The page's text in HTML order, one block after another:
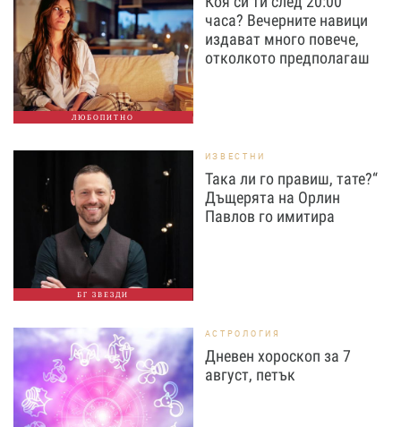
ЛЮБОПИТНО
часа? Вечерните навици
издават много повече,
отколкото предполагаш
БГ ЗВЕЗДИ
ИЗВЕСТНИ
Така ли го правиш, тате?“
Дъщерята на Орлин
Павлов го имитира
АСТРОЛОГИЯ
Дневен хороскоп за 7
август, петък